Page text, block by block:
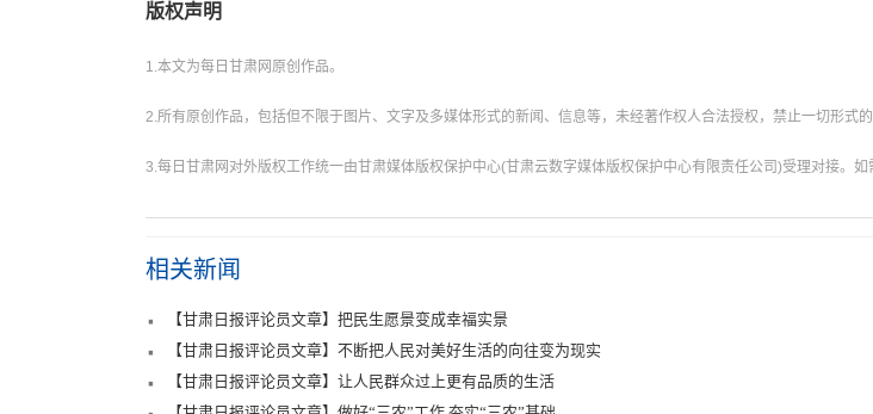
版权声明
1.本文为每日甘肃网原创作品。
2.所有原创作品，包括但不限于图片、文字及多媒体形式的新闻、信息等，未经著作权人合法授权，禁止一切形式
3.每日甘肃网对外版权工作统一由甘肃媒体版权保护中心(甘肃云数字媒体版权保护中心有限责任公司)受理对接。
相关新闻
【甘肃日报评论员文章】把民生愿景变成幸福实景
【甘肃日报评论员文章】不断把人民对美好生活的向往变为现实
【甘肃日报评论员文章】让人民群众过上更有品质的生活